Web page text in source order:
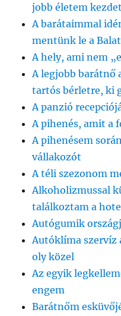
jobb életem
A barátaimmal
mentünk le a
A hely, ami nem
A legjobb barátnő
tartós bérletre, ki
A panzió
A pihenés, amit a
A pihenésem
vállakozót
A téli szezonom
Alkoholizmussal
találkoztam a
Autógumik
Autóklíma szervíz
oly közel
Az egyik
engem
Barátnőm